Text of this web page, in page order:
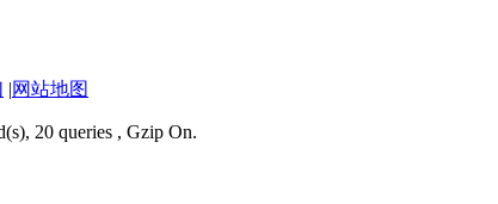
|网站地图
20 queries , Gzip On.